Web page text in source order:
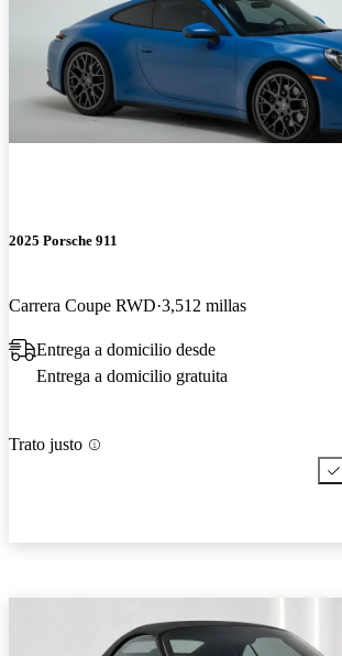
2025 Porsche 911
Carrera Coupe RWD 3,512 millas
Entrega a domicilio desde
Entrega a domicilio gratuita
Trato justo